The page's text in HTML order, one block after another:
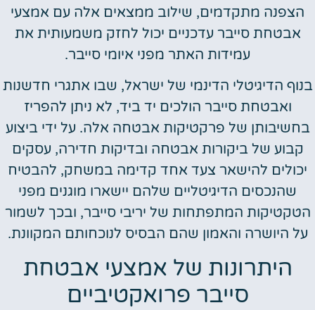
הצפנה מתקדמים, שילוב ממצאים אלה עם אמצעי
אבטחת סייבר עדכניים יכול לחזק משמעותית את
עמידות האתר מפני איומי סייבר.
בנוף הדיגיטלי הדינמי של ישראל, שבו אתגרי חדשנות
ואבטחת סייבר הולכים יד ביד, לא ניתן להפריז
בחשיבותן של פרקטיקות אבטחה אלה. על ידי ביצוע
קבוע של ביקורות אבטחה ובדיקות חדירה, עסקים
יכולים להישאר צעד אחד קדימה במשחק, להבטיח
שהנכסים הדיגיטליים שלהם יישארו מוגנים מפני
הטקטיקות המתפתחות של יריבי סייבר, ובכך לשמור
על היושרה והאמון שהם הבסיס לנוכחותם המקוונת.
היתרונות של אמצעי אבטחת
סייבר פרואקטיביים